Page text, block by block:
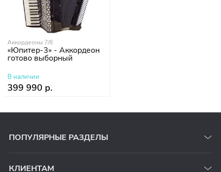
Аккордеоны 7/8
«Юпитер-3» - Аккордеон
готово выборный
В наличии
399 990 р.
ПОПУЛЯРНЫЕ РАЗДЕЛЫ
КЛИЕНТАМ